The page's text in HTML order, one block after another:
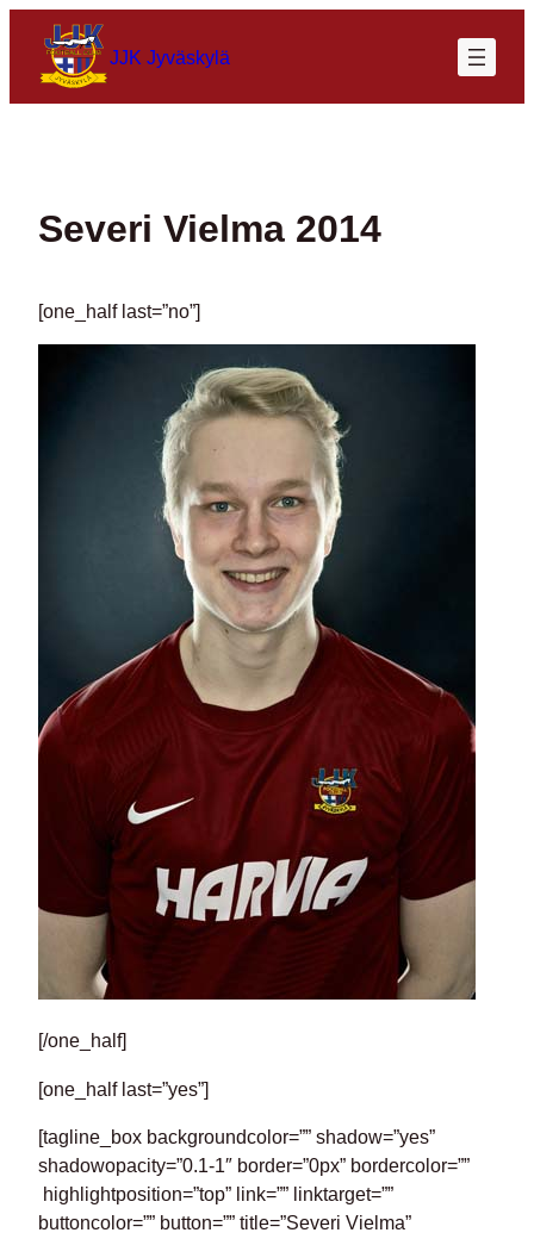
sisältöön
JJK Jyväskylä
Severi Vielma 2014
[one_half last=”no”]
[/one_half]
[one_half last=”yes”]
[tagline_box backgroundcolor=”” shadow=”yes”
shadowopacity=”0.1-1″ border=”0px” bordercolor=””
highlightposition=”top” link=”” linktarget=””
buttoncolor=”” button=”” title=”Severi Vielma”